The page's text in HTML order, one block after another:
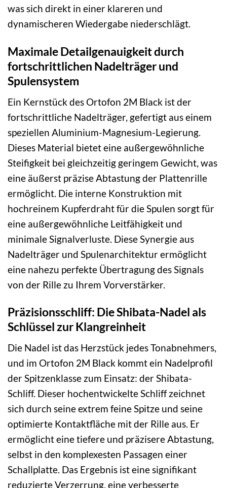
was sich direkt in einer klareren und
dynamischeren Wiedergabe niederschlägt.
Maximale Detailgenauigkeit durch
fortschrittlichen Nadelträger und
Spulensystem
Ein Kernstück des Ortofon 2M Black ist der
fortschrittliche Nadelträger, gefertigt aus einem
speziellen Aluminium-Magnesium-Legierung.
Dieses Material bietet eine außergewöhnliche
Steifigkeit bei gleichzeitig geringem Gewicht, was
eine äußerst präzise Abtastung der Plattenrille
ermöglicht. Die interne Konstruktion mit
hochreinem Kupferdraht für die Spulen sorgt für
eine außergewöhnliche Leitfähigkeit und
minimale Signalverluste. Diese Synergie aus
Nadelträger und Spulenarchitektur ermöglicht
eine nahezu perfekte Übertragung des Signals
von der Rille zu Ihrem Vorverstärker.
Präzisionsschliff: Die Shibata-Nadel als
Schlüssel zur Klangreinheit
Die Nadel ist das Herzstück jedes Tonabnehmers,
und im Ortofon 2M Black kommt ein Nadelprofil
der Spitzenklasse zum Einsatz: der Shibata-
Schliff. Dieser hochentwickelte Schliff zeichnet
sich durch seine extrem feine Spitze und seine
optimierte Kontaktfläche mit der Rille aus. Er
ermöglicht eine tiefere und präzisere Abtastung,
selbst in den komplexesten Passagen einer
Schallplatte. Das Ergebnis ist eine signifikant
reduzierte Verzerrung, eine verbesserte